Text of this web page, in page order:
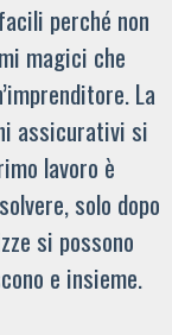
perché non
magici che
La
assicurativi si
lavoro è
solo dopo
si possono
e insieme.